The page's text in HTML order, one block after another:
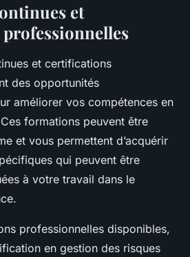
et
et certifications
des opportunités
améliorer vos compétences en
formations peuvent être
et vous permettent d’acquérir
qui peuvent être
à votre travail dans le
professionnelles disponibles,
en gestion des risques